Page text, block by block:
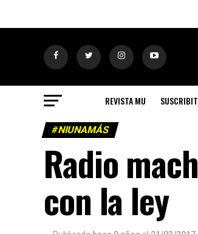
REVISTA MU
#NIUNAMÁS
Radio
con la ley